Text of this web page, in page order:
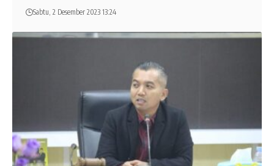
Sabtu, 2 Desember 2023 13:24